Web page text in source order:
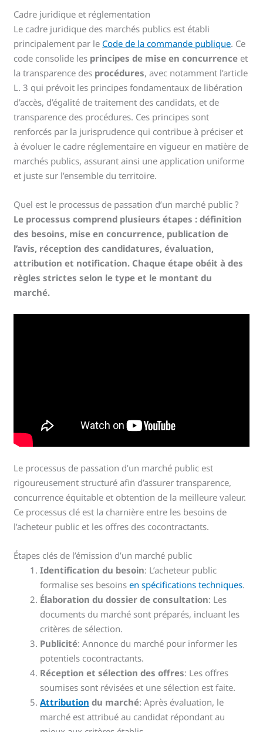
Cadre juridique et réglementation
Le cadre juridique des marchés publics est établi
principalement par le Code de la commande publique. Ce
code consolide les principes de mise en concurrence et
la transparence des procédures, avec notamment l’article
L. 3 qui prévoit les principes fondamentaux de libération
d’accès, d’égalité de traitement des candidats, et de
transparence des procédures. Ces principes sont
renforcés par la jurisprudence qui contribue à préciser et
à évoluer le cadre réglementaire en vigueur en matière de
marchés publics, assurant ainsi une application uniforme
et juste sur l’ensemble du territoire.
Quel est le processus de passation d’un marché public ?
Le processus comprend plusieurs étapes : définition
des besoins, mise en concurrence, publication de
l’avis, réception des candidatures, évaluation,
attribution et notification. Chaque étape obéit à des
règles strictes selon le type et le montant du
marché.
Le processus de passation d’un marché public est
rigoureusement structuré afin d’assurer transparence,
concurrence équitable et obtention de la meilleure valeur.
Ce processus clé est la charnière entre les besoins de
l’acheteur public et les offres des cocontractants.
Étapes clés de l’émission d’un marché public
Identification du besoin: L’acheteur public
formalise ses besoinsen spécifications techniques.
Élaboration du dossier de consultation: Les
documents du marché sont préparés, incluant les
critères de sélection.
Publicité: Annonce du marché pour informer les
potentiels cocontractants.
Réception et sélection des offres: Les offres
soumises sont révisées et une sélection est faite.
Attribution du marché: Après évaluation, le
marché est attribué au candidat répondant au